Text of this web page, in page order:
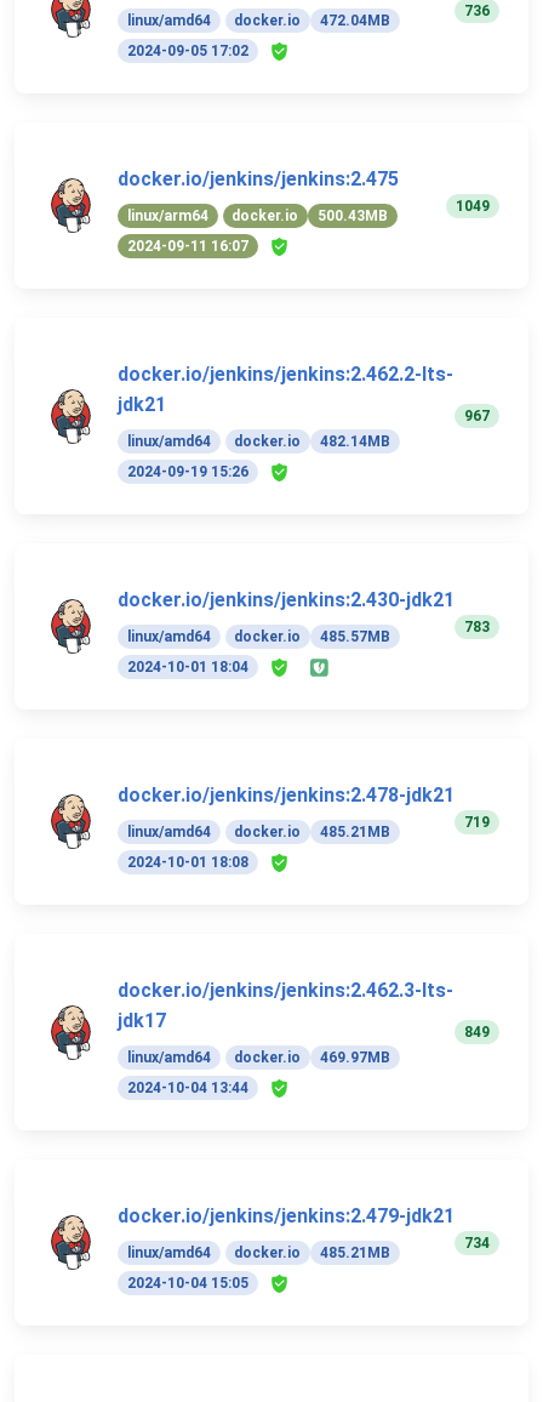
linux/amd64 docker.io
472.04MB
2024-09-05 17:02
736
docker.io/jenkins/jenkins:2.475
linux/arm64 docker.io
500.43MB
2024-09-11 16:07
1049
docker.io/jenkins/jenkins:2.462.2-lts-
jdk21
linux/amd64 docker.io
482.14MB
2024-09-19 15:26
967
docker.io/jenkins/jenkins:2.430-jdk21
linux/amd64 docker.io
485.57MB
2024-10-01 18:04
783
docker.io/jenkins/jenkins:2.478-jdk21
linux/amd64 docker.io
485.21MB
2024-10-01 18:08
719
docker.io/jenkins/jenkins:2.462.3-lts-
jdk17
linux/amd64 docker.io
469.97MB
2024-10-04 13:44
849
docker.io/jenkins/jenkins:2.479-jdk21
linux/amd64 docker.io
485.21MB
2024-10-04 15:05
734